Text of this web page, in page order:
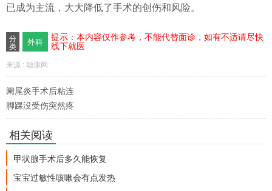
已成为主流，大大降低了手术的创伤和风险。
分
类 外科 提示：本内容仅作参考，不能代替面诊，如有不适请尽快
线下就医
来源 : 聪康网
阑尾炎手术后粘连
脚踝没受伤突然疼
相关阅读
甲状腺手术后多久能恢复
宝宝过敏性咳嗽会有点发热